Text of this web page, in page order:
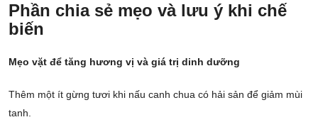
Phần chia sẻ mẹo và lưu ý khi chế
biến
Mẹo vặt để tăng hương vị và giá trị dinh dưỡng
Thêm một ít gừng tươi khi nấu canh chua có hải sản để giảm mùi
tanh.